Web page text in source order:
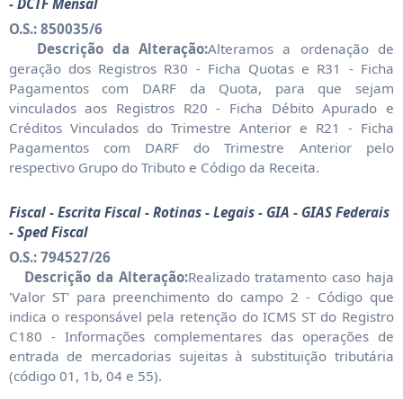
- DCTF Mensal
O.S.: 850035/6
Descrição da Alteração:Alteramos a ordenação de
geração dos Registros R30 - Ficha Quotas e R31 - Ficha
Pagamentos com DARF da Quota, para que sejam
vinculados aos Registros R20 - Ficha Débito Apurado e
Créditos Vinculados do Trimestre Anterior e R21 - Ficha
Pagamentos com DARF do Trimestre Anterior pelo
respectivo Grupo do Tributo e Código da Receita.
Fiscal - Escrita Fiscal - Rotinas - Legais - GIA - GIAS Federais
- Sped Fiscal
O.S.: 794527/26
Descrição da Alteração:Realizado tratamento caso haja
'Valor ST' para preenchimento do campo 2 - Código que
indica o responsável pela retenção do ICMS ST do Registro
C180 - Informações complementares das operações de
entrada de mercadorias sujeitas à substituição tributária
(código 01, 1b, 04 e 55).